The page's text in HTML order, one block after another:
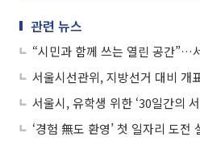
관련 뉴스
서울시선관위, 지방선거 대비 개
‘경험 無도 환영’ 첫 일자리 도전